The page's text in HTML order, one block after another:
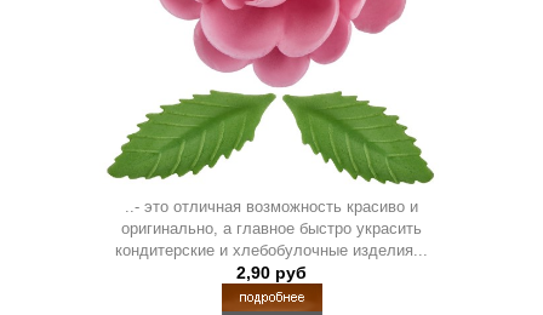
..- это отличная возможность красиво и
оригинально, а главное быстро украсить
кондитерские и хлебобулочные изделия...
2,90 руб